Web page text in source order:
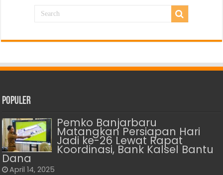
Populer
Pemko Banjarbaru
Matangkan Persiapan Hari
Jadi ke-26 Lewat Rapat
Koordinasi, Bank Kalsel Bantu
Dana
April 14, 2025